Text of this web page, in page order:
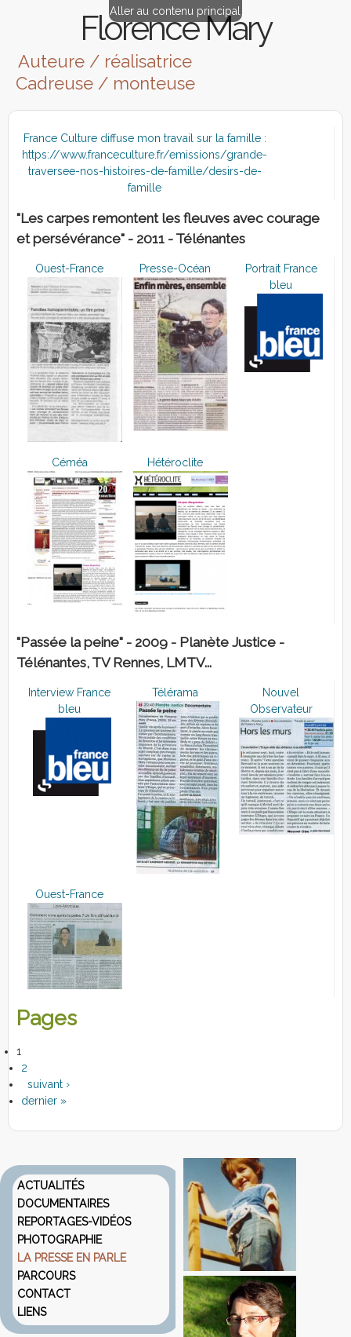
Aller au contenu principal
Florence Mary
Auteure / réalisatrice
Cadreuse / monteuse
France Culture diffuse mon travail sur la famille :
https://www.franceculture.fr/emissions/grande-
traversee-nos-histoires-de-famille/desirs-de-
famille
"Les carpes remontent les fleuves avec courage
et persévérance" - 2011 - Télénantes
Ouest-France Presse-Océan
Portrait France
bleu
Céméa Hétéroclite
"Passée la peine" - 2009 - Planète Justice -
Télénantes, TV Rennes, LMTV...
Interview France
bleu
Télérama
Nouvel
Observateur
Ouest-France
Pages
1
2
suivant ›
dernier »
ACTUALITÉS
DOCUMENTAIRES
REPORTAGES-VIDÉOS
PHOTOGRAPHIE
LA PRESSE EN PARLE
PARCOURS
CONTACT
LIENS